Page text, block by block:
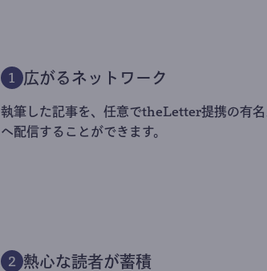
1 広がるネットワーク
執筆した記事を、任意でtheLetter提携の有名
へ配信することができます。
2 熱心な読者が蓄積